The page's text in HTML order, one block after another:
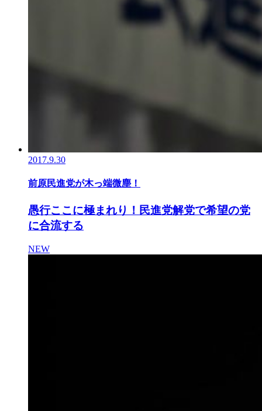
2017.9.30
前原民進党が木っ端微塵！
愚行ここに極まれり！民進党解党で希望の党
に合流する
NEW